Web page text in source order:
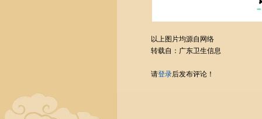
以上图片均源自网络
转载自：广东卫生信息
请登录后发布评论！